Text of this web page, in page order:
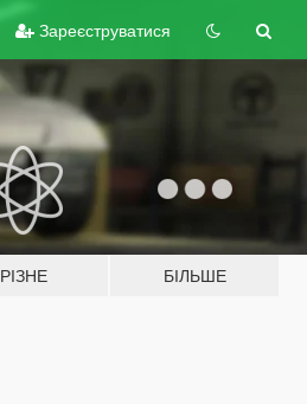
Зареєструватися
РІЗНЕ БІЛЬШЕ